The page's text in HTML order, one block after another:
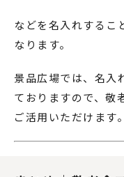
などを名入れするこ
なります。
景品広場では、名入
ておりますので、敬
ご活用いただけます。